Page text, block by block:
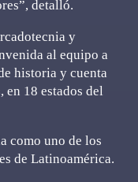
detalló.
y
al equipo a
historia y cuenta
18 estados del
como uno de los
de Latinoamérica.